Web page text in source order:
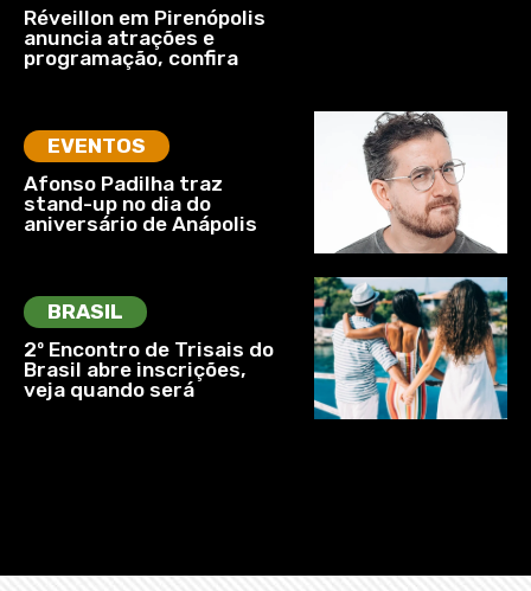
Réveillon em Pirenópolis
anuncia atrações e
programação, confira
EVENTOS
Afonso Padilha traz
stand-up no dia do
aniversário de Anápolis
BRASIL
2º Encontro de Trisais do
Brasil abre inscrições,
veja quando será